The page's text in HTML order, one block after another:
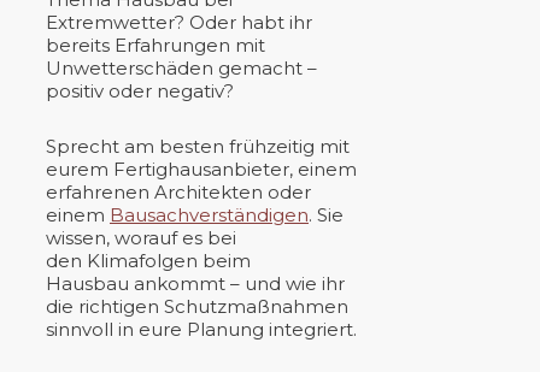
Extremwetter? Oder habt ihr
bereits Erfahrungen mit
Unwetterschäden gemacht –
positiv oder negativ?
Sprecht am besten frühzeitig mit
eurem Fertighausanbieter, einem
erfahrenen Architekten oder
einem Bausachverständigen. Sie
wissen, worauf es bei
den Klimafolgen beim
Hausbau ankommt – und wie ihr
die richtigen Schutzmaßnahmen
sinnvoll in eure Planung integriert.